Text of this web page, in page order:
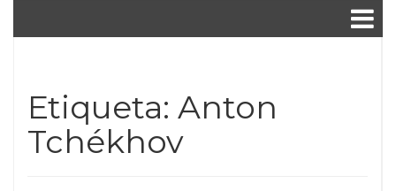
Etiqueta: Anton
Tchékhov